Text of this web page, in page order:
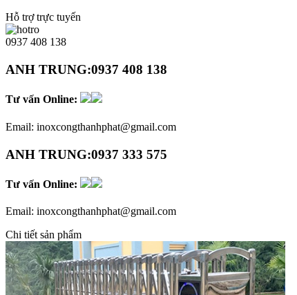
Hỗ trợ trực tuyến
0937 408 138
ANH TRUNG:0937 408 138
Tư vấn Online:
Email: inoxcongthanhphat@gmail.com
ANH TRUNG:0937 333 575
Tư vấn Online:
Email: inoxcongthanhphat@gmail.com
Chi tiết sản phẩm